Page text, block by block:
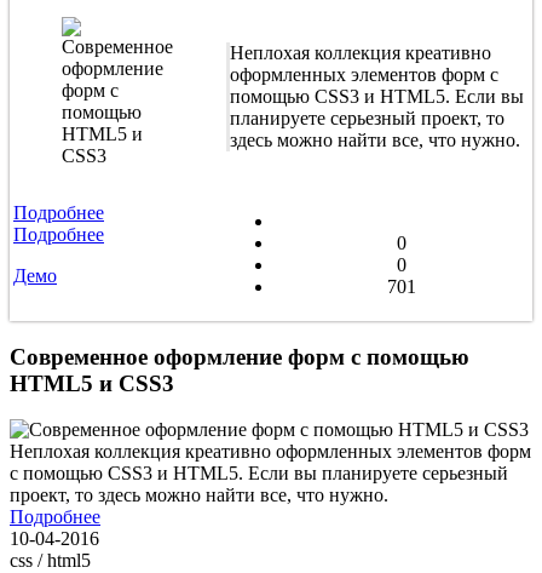
Неплохая коллекция креативно
оформленных элементов форм с
помощью CSS3 и HTML5. Если вы
планируете серьезный проект, то
здесь можно найти все, что нужно.
Подробнее
Подробнее
Демо
0
0
701
Современное оформление форм с помощью
HTML5 и CSS3
Неплохая коллекция креативно оформленных элементов форм
с помощью CSS3 и HTML5. Если вы планируете серьезный
проект, то здесь можно найти все, что нужно.
Подробнее
10-04-2016
css / html5